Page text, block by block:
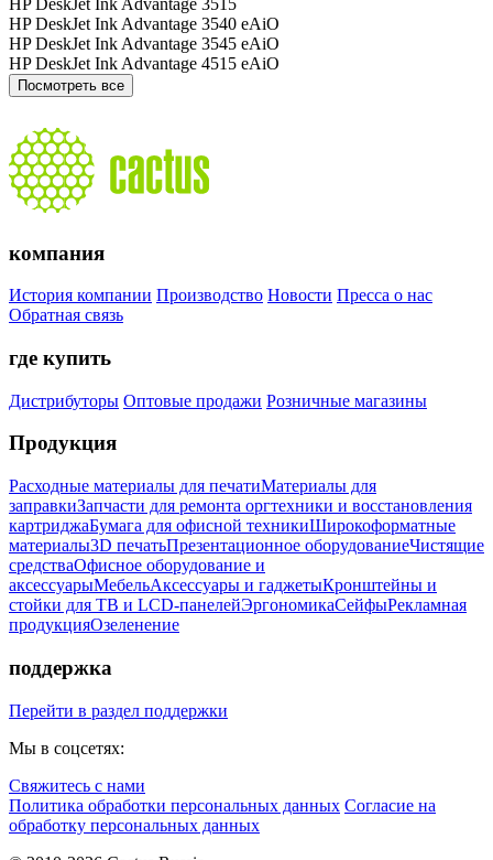
HP DeskJet Ink Advantage 3540 eAiO
HP DeskJet Ink Advantage 3545 eAiO
HP DeskJet Ink Advantage 4515 eAiO
Посмотреть все
компания
История компании Производство Новости Пресса о нас
Обратная связь
где купить
Дистрибуторы Оптовые продажи Розничные магазины
Продукция
Расходные материалы для печатиМатериалы для
заправкиЗапчасти для ремонта оргтехники и восстановления
картриджаБумага для офисной техникиШирокоформатные
материалы3D печатьПрезентационное оборудованиеЧистящие
средстваОфисное оборудование и
аксессуарыМебельАксессуары и гаджетыКронштейны и
стойки для ТВ и LCD-панелейЭргономикаСейфыРекламная
продукцияОзеленение
поддержка
Перейти в раздел поддержки
Мы в соцсетях:
Свяжитесь с нами
Политика обработки персональных данных Согласие на
обработку персональных данных